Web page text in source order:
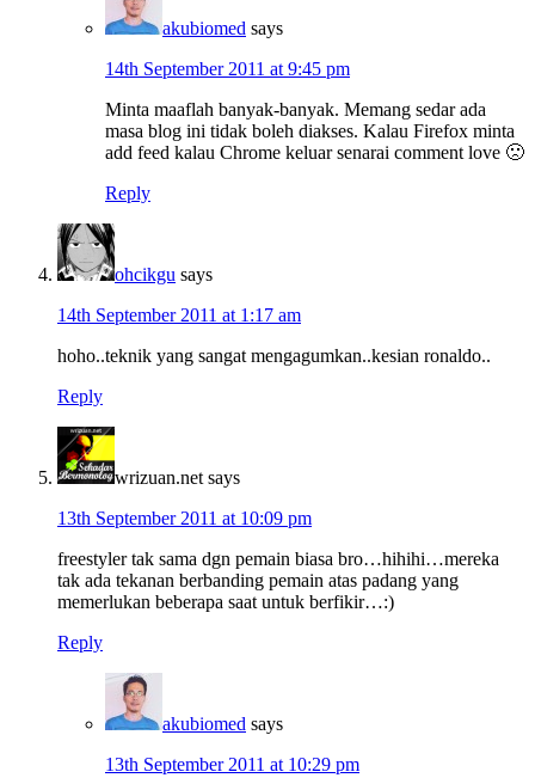
akubiomed says
14th September 2011 at 9:45 pm
Minta maaflah banyak-banyak. Memang sedar ada
masa blog ini tidak boleh diakses. Kalau Firefox minta
add feed kalau Chrome keluar senarai comment love 🙁
Reply
ohcikgu says
14th September 2011 at 1:17 am
hoho..teknik yang sangat mengagumkan..kesian ronaldo..
Reply
wrizuan.net says
13th September 2011 at 10:09 pm
freestyler tak sama dgn pemain biasa bro…hihihi…mereka
tak ada tekanan berbanding pemain atas padang yang
memerlukan beberapa saat untuk berfikir…:)
Reply
akubiomed says
13th September 2011 at 10:29 pm